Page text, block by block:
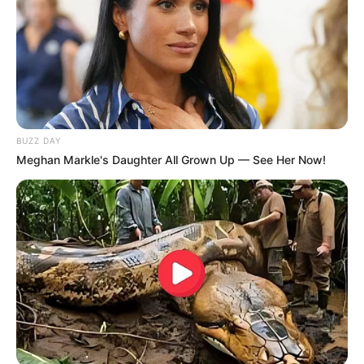
Sərnişinin əlavə 1 manat 20 qəpik xərcini
metropoliten ödəyəcək? -VİDEO
97 0 0
18:15 / 05 Avqust 2026 CƏMİYYƏT
Kolleclərdə ən yüksək təhsil haqqı olan
ixtisaslar- SİYAHI
BUZZ DAY
Meghan Markle's Daughter All Grown Up — See Her Now!